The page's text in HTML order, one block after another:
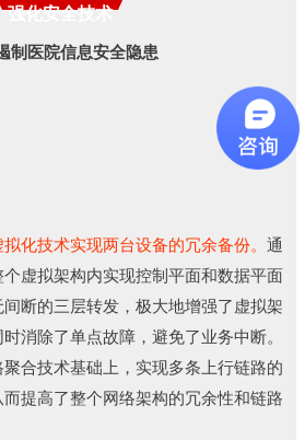
强化安全技术
制医院信息安全隐患
化技术实现两台设备的冗余备份。 通
虚拟架构内实现控制平面和数据平面
断的三层转发，极大地增强了虚拟架
消除了单点故障，避免了业务中断。
合技术基础上，实现多条上行链路的
提高了整个网络架构的冗余性和链路